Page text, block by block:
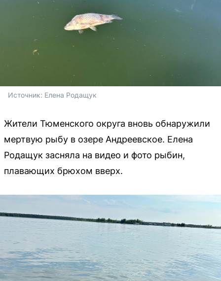
Источник: Елена Родащук
Жители Тюменского округа вновь обнаружили
мертвую рыбу в озере Андреевское. Елена
Родащук засняла на видео и фото рыбин,
плавающих брюхом вверх.